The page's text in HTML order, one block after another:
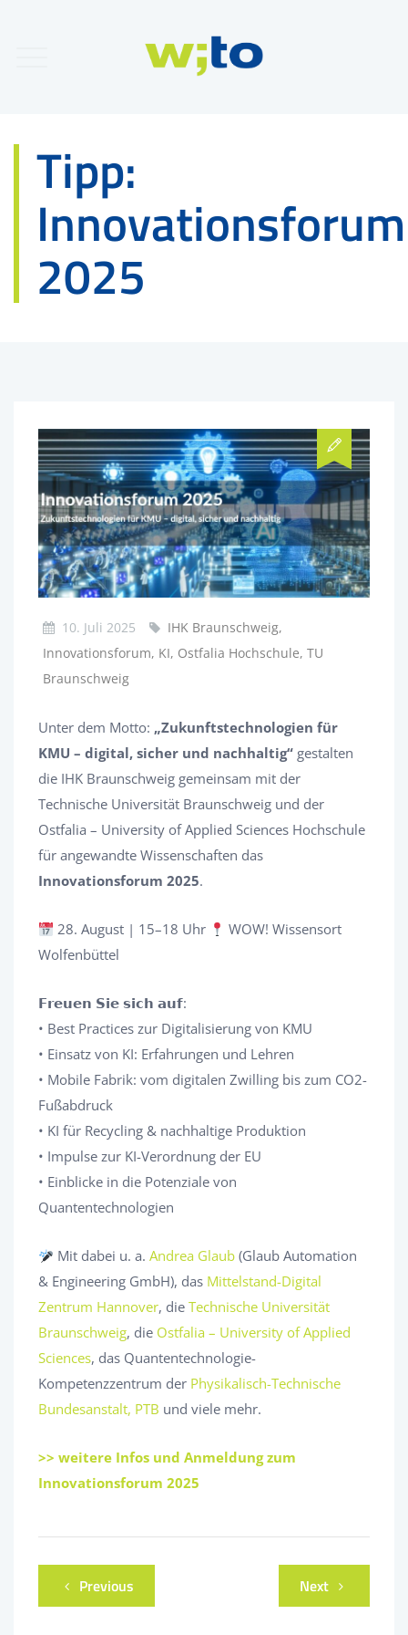
Tipp:
Innovationsforum
2025
10. Juli 2025
IHK Braunschweig,
Innovationsforum, KI, Ostfalia Hochschule, TU
Braunschweig
Unter dem Motto: „Zukunftstechnologien für
KMU – digital, sicher und nachhaltig“ gestalten
die IHK Braunschweig gemeinsam mit der
Technische Universität Braunschweig und der
Ostfalia – University of Applied Sciences Hochschule
für angewandte Wissenschaften das
Innovationsforum 2025.
28. August | 15–18 Uhr
WOW! Wissensort
Wolfenbüttel
𝗙𝗿𝗲𝘂𝗲𝗻 𝗦𝗶𝗲 𝘀𝗶𝗰𝗵 𝗮𝘂𝗳:
• Best Practices zur Digitalisierung von KMU
• Einsatz von KI: Erfahrungen und Lehren
• Mobile Fabrik: vom digitalen Zwilling bis zum CO2-
Fußabdruck
• KI für Recycling & nachhaltige Produktion
• Impulse zur KI-Verordnung der EU
• Einblicke in die Potenziale von
Quantentechnologien
Mit dabei u. a.Andrea Glaub (Glaub Automation
& Engineering GmbH), das Mittelstand-Digital
Zentrum Hannover, die Technische Universität
Braunschweig, die Ostfalia – University of Applied
Sciences, das Quantentechnologie-
Kompetenzzentrum der Physikalisch-Technische
Bundesanstalt, PTB und viele mehr.
>> weitere Infos und Anmeldung zum
Innovationsforum 2025
Previous Next